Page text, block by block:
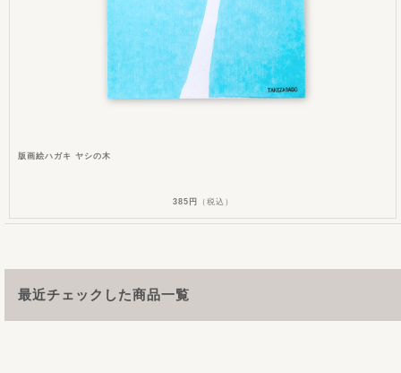
版画絵ハガキ ヤシの木
385円 （税込）
最近チェックした商品一覧